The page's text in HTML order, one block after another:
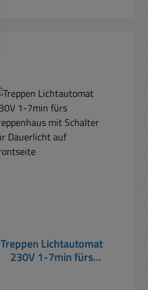
Treppen Lichtautomat
230V 1-7min fürs